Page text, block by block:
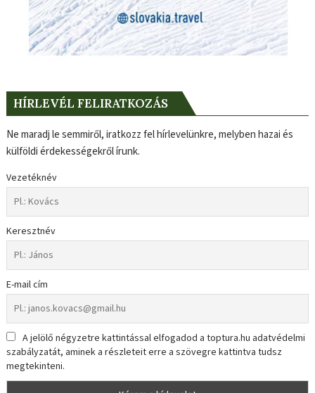
HÍRLEVÉL FELIRATKOZÁS
Ne maradj le semmiről, iratkozz fel hírlevelünkre, melyben hazai és
külföldi érdekességekről írunk.
Vezetéknév
Keresztnév
E-mail cím
A jelölő négyzetre kattintással elfogadod a toptura.hu adatvédelmi
szabályzatát, aminek a részleteit erre a szövegre kattintva tudsz
megtekinteni.